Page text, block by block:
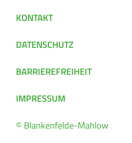
KONTAKT
DATENSCHUTZ
BARRIEREFREIHEIT
IMPRESSUM
© Blankenfelde-Mahlow